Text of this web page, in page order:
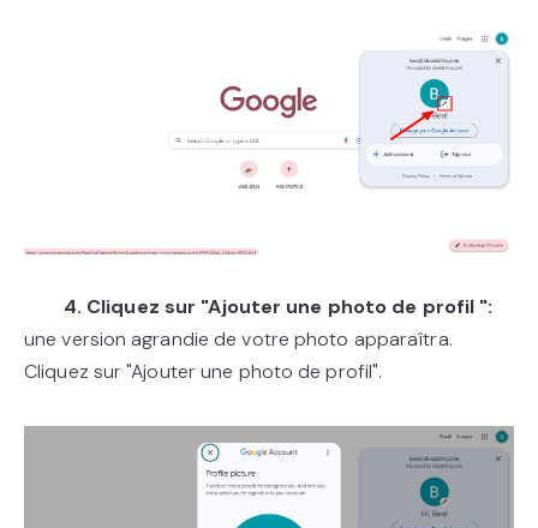
4. Cliquez sur "Ajouter une photo de profil ":
une version agrandie de votre photo apparaîtra.
Cliquez sur "Ajouter une photo de profil".